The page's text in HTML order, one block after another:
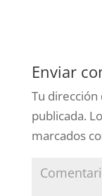
Enviar
Tu
publicada.
marcados